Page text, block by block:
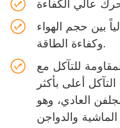
بين حجم الهواء
وكفاءة الطاقة.
للتآكل مع
أعلى بأكثر
العادي، وهو